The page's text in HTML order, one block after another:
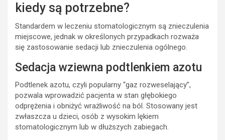
kiedy są potrzebne?
Standardem w leczeniu stomatologicznym są znieczulenia
miejscowe, jednak w określonych przypadkach rozważa
się zastosowanie sedacji lub znieczulenia ogólnego.
Sedacja wziewna podtlenkiem azotu
Podtlenek azotu, czyli popularny “gaz rozweselający”,
pozwala wprowadzić pacjenta w stan głębokiego
odprężenia i obniżyć wrażliwość na ból. Stosowany jest
zwłaszcza u dzieci, osób z wysokim lękiem
stomatologicznym lub w dłuższych zabiegach.